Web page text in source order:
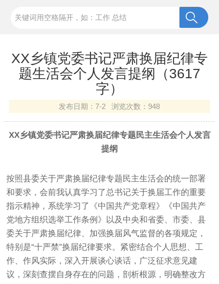
XX乡镇党委书记严肃换届纪律专
题生活会个人发言提纲（3617
字）
发布日期：7-2 浏览次数： 948
XX乡镇党委书记严肃换届纪律专题民主生活会个人发言
提纲
按照县委关于严肃换届纪律专题民主生活会的统一部署
和要求，会前我认真学习了总书记关于换届工作的重要
指示精神，系统学习了《中国共产党章程》《中国共产
党地方组织选举工作条例》以及中央和省委、市委、县
委关于严肃换届纪律、加强换届风气监督的各项规定，
特别是“十严禁”换届纪律要求。紧密结合个人思想、工
作、作风实际，深入开展谈心谈话，广泛征求意见建
议，深刻查摆自身存在的问题，剖析根源，明确整改方